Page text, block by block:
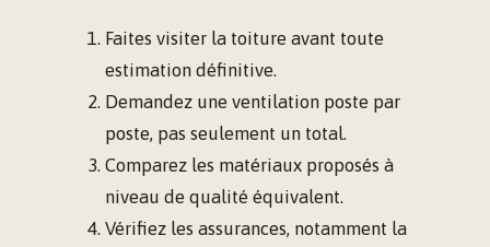
Faites visiter la toiture avant toute
estimation définitive.
Demandez une ventilation poste par
poste, pas seulement un total.
Comparez les matériaux proposés à
niveau de qualité équivalent.
Vérifiez les assurances, notamment la